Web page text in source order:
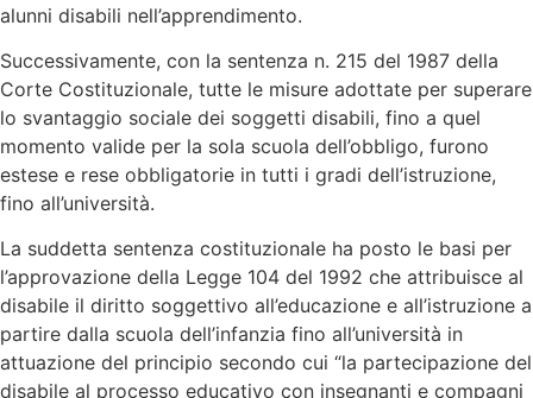
alunni disabili nell’apprendimento.
Successivamente, con la sentenza n. 215 del 1987 della
Corte Costituzionale, tutte le misure adottate per superare
lo svantaggio sociale dei soggetti disabili, fino a quel
momento valide per la sola scuola dell’obbligo, furono
estese e rese obbligatorie in tutti i gradi dell’istruzione,
fino all’università.
La suddetta sentenza costituzionale ha posto le basi per
l’approvazione della Legge 104 del 1992 che attribuisce al
disabile il diritto soggettivo all’educazione e all’istruzione a
partire dalla scuola dell’infanzia fino all’università in
attuazione del principio secondo cui “la partecipazione del
disabile al processo educativo con insegnanti e compagni